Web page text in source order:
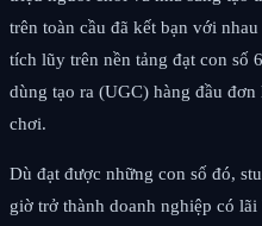
trên toàn cầu đã kết bạn với
tích lũy trên nền tảng đạt con số
dùng tạo ra (UGC) hàng đầu
chơi.
Dù đạt được những con số đó,
giờ trở thành doanh nghiệp có